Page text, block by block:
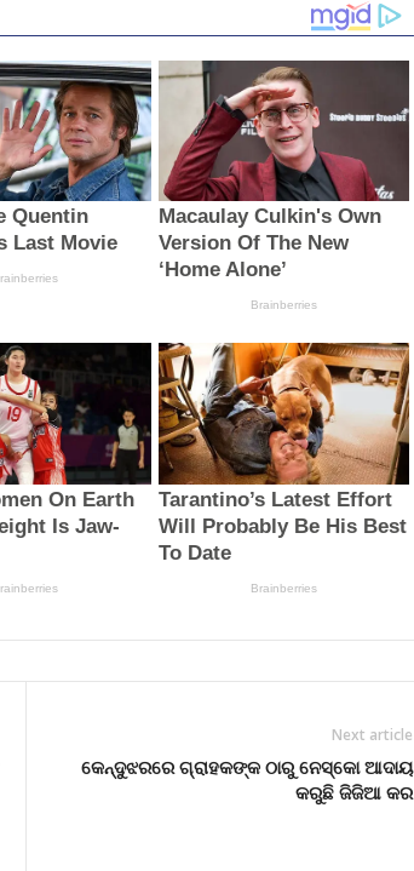
Next article
କେନ୍ଦୁଝରରେ ଗ୍ରାହକଙ୍କ ଠାରୁ ନେସ୍କୋ ଆଦାୟ
କରୁଛି ଜିଜିଆ କର